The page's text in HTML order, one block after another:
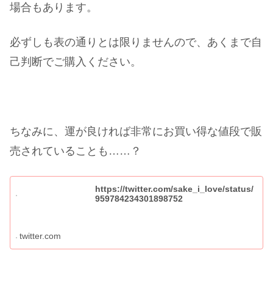
場合もあります。
必ずしも表の通りとは限りませんので、あくまで自
己判断でご購入ください。
ちなみに、運が良ければ非常にお買い得な値段で販
売されていることも……？
https://twitter.com/sake_i_love/status/
959784234301898752
twitter.com